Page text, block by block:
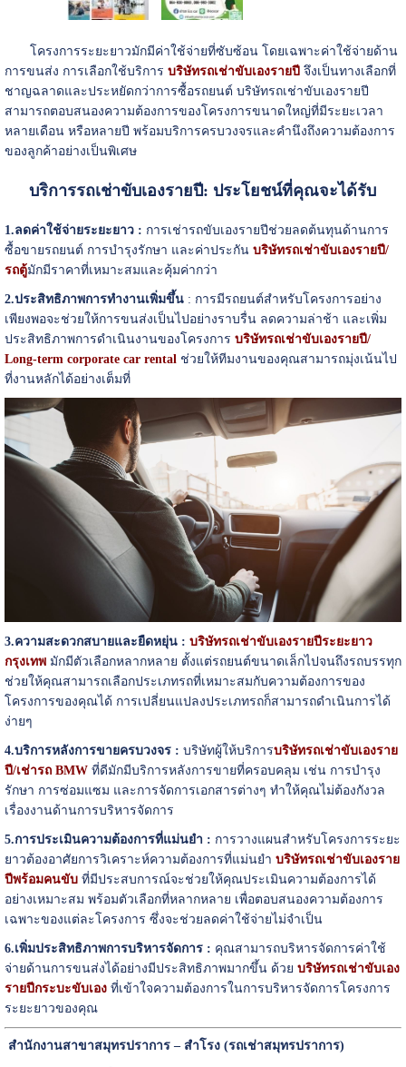
โครงการระยะยาวมักมีค่าใช้จ่ายที่ซับซ้อน โดยเฉพาะค่าใช้จ่ายด้าน
การขนส่ง การเลือกใช้บริการ บริษัทรถเช่าขับเองรายปี จึงเป็นทางเลือกที่
ชาญฉลาดและประหยัดกว่าการซื้อรถยนต์ บริษัทรถเช่าขับเองรายปี
สามารถตอบสนองความต้องการของโครงการขนาดใหญ่ที่มีระยะเวลา
หลายเดือน หรือหลายปี พร้อมบริการครบวงจรและคำนึงถึงความต้องการ
ของลูกค้าอย่างเป็นพิเศษ
บริการรถเช่าขับเองรายปี: ประโยชน์ที่คุณจะได้รับ
1.ลดค่าใช้จ่ายระยะยาว : การเช่ารถขับเองรายปีช่วยลดต้นทุนด้านการ
ซื้อขายรถยนต์ การบำรุงรักษา และค่าประกัน บริษัทรถเช่าขับเองรายปี/
รถตู้มักมีราคาที่เหมาะสมและคุ้มค่ากว่า
2.ประสิทธิภาพการทำงานเพิ่มขึ้น : การมีรถยนต์สำหรับโครงการอย่าง
เพียงพอจะช่วยให้การขนส่งเป็นไปอย่างราบรื่น ลดความล่าช้า และเพิ่ม
ประสิทธิภาพการดำเนินงานของโครงการ บริษัทรถเช่าขับเองรายปี/
Long-term corporate car rental ช่วยให้ทีมงานของคุณสามารถมุ่งเน้นไป
ที่งานหลักได้อย่างเต็มที่
3.ความสะดวกสบายและยืดหยุ่น : บริษัทรถเช่าขับเองรายปีระยะยาว
กรุงเทพ มักมีตัวเลือกหลากหลาย ตั้งแต่รถยนต์ขนาดเล็กไปจนถึงรถบรรทุก
ช่วยให้คุณสามารถเลือกประเภทรถที่เหมาะสมกับความต้องการของ
โครงการของคุณได้ การเปลี่ยนแปลงประเภทรถก็สามารถดำเนินการได้
ง่ายๆ
4.บริการหลังการขายครบวงจร : บริษัทผู้ให้บริการบริษัทรถเช่าขับเองราย
ปี/เช่ารถ BMW ที่ดีมักมีบริการหลังการขายที่ครอบคลุม เช่น การบำรุง
รักษา การซ่อมแซม และการจัดการเอกสารต่างๆ ทำให้คุณไม่ต้องกังวล
เรื่องงานด้านการบริหารจัดการ
5.การประเมินความต้องการที่แม่นยำ : การวางแผนสำหรับโครงการระยะ
ยาวต้องอาศัยการวิเคราะห์ความต้องการที่แม่นยำ บริษัทรถเช่าขับเองราย
ปีพร้อมคนขับที่มีประสบการณ์จะช่วยให้คุณประเมินความต้องการได้
อย่างเหมาะสม พร้อมตัวเลือกที่หลากหลาย เพื่อตอบสนองความต้องการ
เฉพาะของแต่ละโครงการ ซึ่งจะช่วยลดค่าใช้จ่ายไม่จำเป็น
6.เพิ่มประสิทธิภาพการบริหารจัดการ : คุณสามารถบริหารจัดการค่าใช้
จ่ายด้านการขนส่งได้อย่างมีประสิทธิภาพมากขึ้น ด้วย บริษัทรถเช่าขับเอง
รายปีกระบะขับเองที่เข้าใจความต้องการในการบริหารจัดการโครงการ
ระยะยาวของคุณ
สำนักงานสาขาสมุทรปราการ – สำโรง (รถเช่าสมุทรปราการ)